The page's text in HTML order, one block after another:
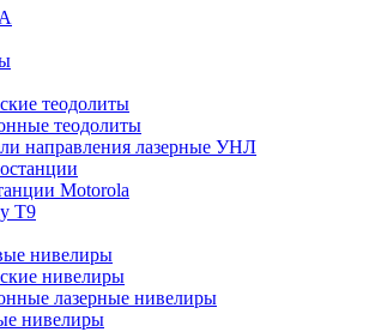
теодолиты
теодолиты
направления лазерные УНЛ
Motorola
T9
нивелиры
нивелиры
лазерные нивелиры
нивелиры